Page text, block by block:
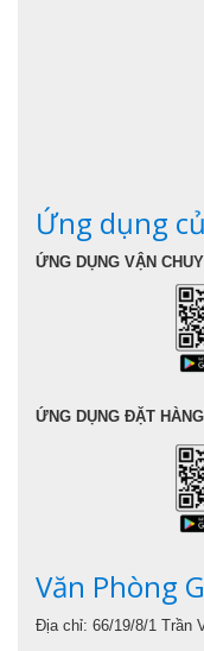
Ứng dụng
ỨNG DỤNG VẬN
ỨNG DỤNG ĐẶT
Văn Phòng
Địa chỉ: 66/19/8/1 Trần